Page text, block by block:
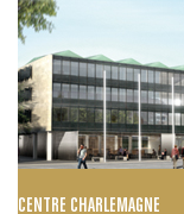
CENTRE CHARLEMAGNE